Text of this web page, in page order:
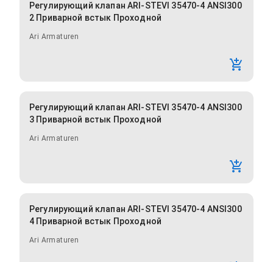
Регулирующий клапан ARI-STEVI 35470-4 ANSI300
2 Приварной встык Проходной
Ari Armaturen
Регулирующий клапан ARI-STEVI 35470-4 ANSI300
3 Приварной встык Проходной
Ari Armaturen
Регулирующий клапан ARI-STEVI 35470-4 ANSI300
4 Приварной встык Проходной
Ari Armaturen